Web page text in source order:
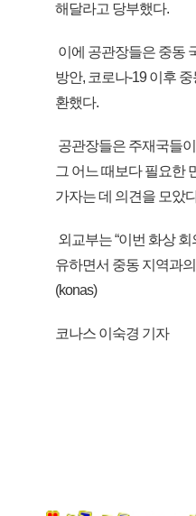
해달라고 당부했다.
이에 공관장들은 중동
방안, 코로나-19 이후
환했다.
공관장들은 주재국들
그 어느 때보다 필요한
가자는 데 의견을 모았
외교부는 “이번 화상
유하면서 중동 지역과
(konas)
코나스 이숙경 기자